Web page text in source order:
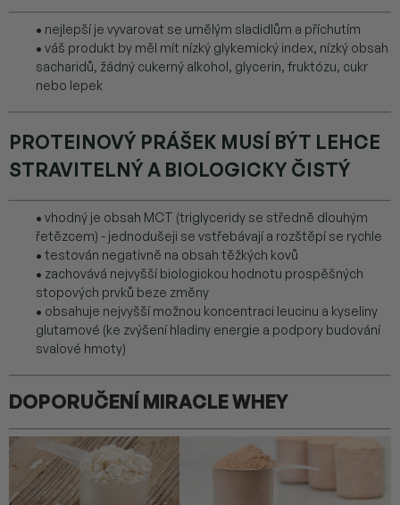
• nejlepší je vyvarovat se umělým sladidlům a příchutím
• váš produkt by měl mít nízký glykemický index, nízký obsah
sacharidů, žádný cukerný alkohol, glycerin, fruktózu, cukr
nebo lepek
PROTEINOVÝ PRÁŠEK MUSÍ BÝT LEHCE
STRAVITELNÝ A BIOLOGICKY ČISTÝ
• vhodný je obsah MCT (triglyceridy se středně dlouhým
řetězcem) - jednodušeji se vstřebávají a rozštěpí se rychle
• testován negativně na obsah těžkých kovů
• zachovává nejvyšší biologickou hodnotu prospěšných
stopových prvků beze změny
• obsahuje nejvyšší možnou koncentraci leucinu a kyseliny
glutamové (ke zvýšení hladiny energie a podpory budování
svalové hmoty)
DOPORUČENÍ MIRACLE WHEY